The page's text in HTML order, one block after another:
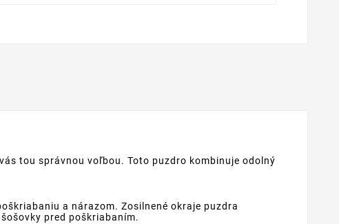
tou správnou voľbou. Toto puzdro kombinuje odolný
a nárazom. Zosilnené okraje puzdra
pred poškriabaním.